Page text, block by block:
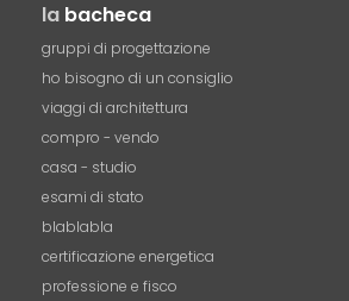
la bacheca
gruppi di progettazione
ho bisogno di un consiglio
viaggi di architettura
compro - vendo
casa - studio
esami di stato
blablabla
certificazione energetica
professione e fisco